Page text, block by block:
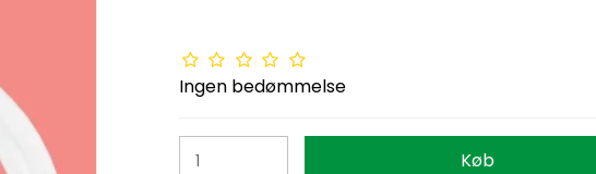
Ingen bedømmelse
Køb